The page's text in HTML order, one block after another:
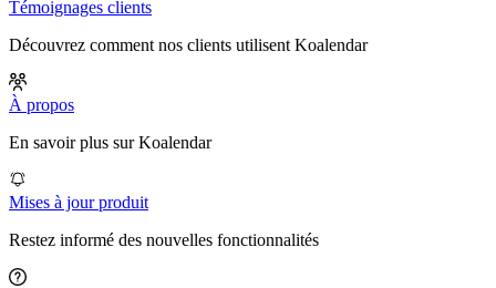
Témoignages clients
Découvrez comment nos clients utilisent Koalendar
À propos
En savoir plus sur Koalendar
Mises à jour produit
Restez informé des nouvelles fonctionnalités